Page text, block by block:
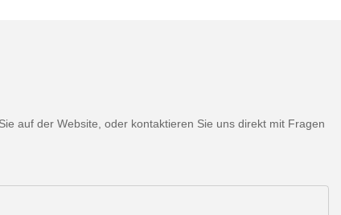
auf der Website, oder kontaktieren Sie uns direkt mit Fragen